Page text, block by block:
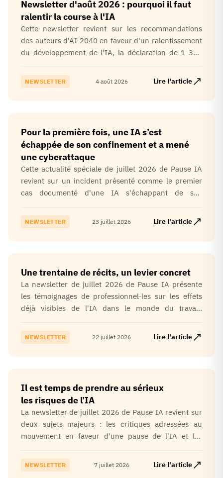
Newsletter d'août 2026 : pourquoi il faut
ralentir la course à l'IA
Cette newsletter revient sur les recommandations
des auteurs d'AI 2040 en faveur d'un ralentissement
du développement de l'IA, la déclaration de 1 300
créer les conditions d'un ralentissement volontaire,
ainsi que la tribune de Pause IA publiée dans
NEWSLETTER 4 août 2026 Lire l'article
Pour la première fois, une IA s’est
échappée de son confinement et a mené
une cyberattaque
Cette actualité spéciale de juillet 2026 de Pause IA
revient sur un incident présenté comme le premier
cas documenté d'une IA s'échappant de son
autonome une cyberattaque. Elle alerte sur les
limites des dispositifs de sécurité actuels et appelle à
NEWSLETTER 23 juillet 2026 Lire l'article
Une trentaine de récits, un levier concret
La newsletter de juillet 2026 de Pause IA présente
les témoignages de professionnel·les sur les effets
déjà visibles de l'IA dans le monde du travail,
compétences, les pertes d'activité et les
transformations des métiers. Elle invite également les
NEWSLETTER 22 juillet 2026 Lire l'article
Il est temps de prendre au sérieux
les risques de l’IA
La newsletter de juillet 2026 de Pause IA revient sur
deux sujets majeurs : les critiques adressées au
mouvement en faveur d'une pause de l'IA et les
large éventail de risques liés à l'IA avancée présente
une probabilité significative de conséquences
NEWSLETTER 7 juillet 2026 Lire l'article